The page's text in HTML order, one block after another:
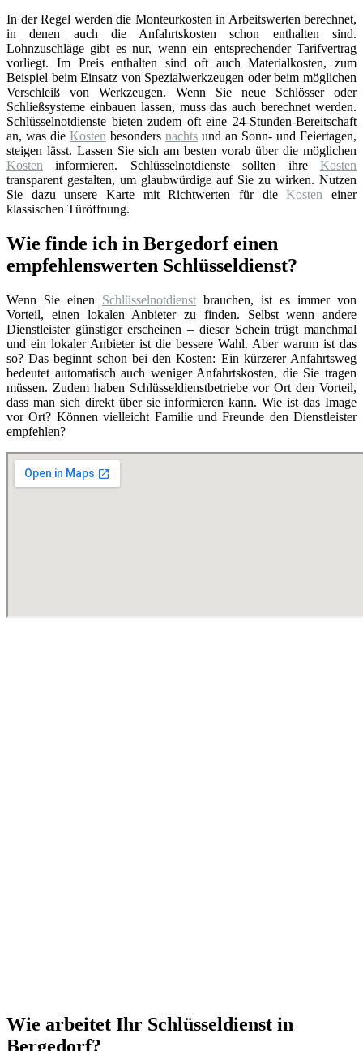
In der Regel werden die Monteurkosten in Arbeitswerten berechnet,
in denen auch die Anfahrtskosten schon enthalten sind.
Lohnzuschläge gibt es nur, wenn ein entsprechender Tarifvertrag
vorliegt. Im Preis enthalten sind oft auch Materialkosten, zum
Beispiel beim Einsatz von Spezialwerkzeugen oder beim möglichen
Verschleiß von Werkzeugen. Wenn Sie neue Schlösser oder
Schließsysteme einbauen lassen, muss das auch berechnet werden.
Schlüsselnotdienste bieten zudem oft eine 24-Stunden-Bereitschaft
an, was die Kosten besonders nachts und an Sonn- und Feiertagen,
steigen lässt. Lassen Sie sich am besten vorab über die möglichen
Kosten informieren. Schlüsselnotdienste sollten ihre Kosten
transparent gestalten, um glaubwürdige auf Sie zu wirken. Nutzen
Sie dazu unsere Karte mit Richtwerten für dieKosten einer
klassischen Türöffnung.
Wie finde ich in Bergedorf einen
empfehlenswerten Schlüsseldienst?
Wenn Sie einen Schlüsselnotdienst brauchen, ist es immer von
Vorteil, einen lokalen Anbieter zu finden. Selbst wenn andere
Dienstleister günstiger erscheinen – dieser Schein trügt manchmal
und ein lokaler Anbieter ist die bessere Wahl. Aber warum ist das
so? Das beginnt schon bei den Kosten: Ein kürzerer Anfahrtsweg
bedeutet automatisch auch weniger Anfahrtskosten, die Sie tragen
müssen. Zudem haben Schlüsseldienstbetriebe vor Ort den Vorteil,
dass man sich direkt über sie informieren kann. Wie ist das Image
vor Ort? Können vielleicht Familie und Freunde den Dienstleister
empfehlen?
Wie arbeitet Ihr Schlüsseldienst in
Bergedorf?